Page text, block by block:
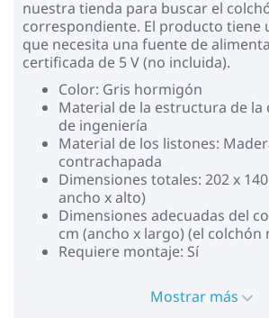
nuestra tienda para buscar el
correspondiente. El producto tiene
que necesita una fuente de
certificada de 5 V (no incluida).
Color: Gris hormigón
Material de la estructura de la
de ingeniería
Material de los listones:
contrachapada
Dimensiones totales: 202 x
ancho x alto)
Dimensiones adecuadas del
cm (ancho x largo) (el colchón
Requiere montaje: Sí
roto, rasgado o falta. Este producto
Mostrar más